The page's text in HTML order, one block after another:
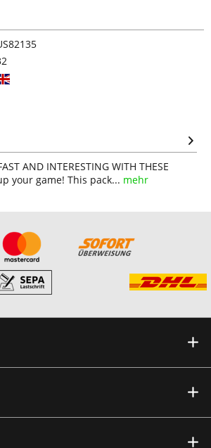
AND INTERESTING WITH THESE
your game! This pack... mehr